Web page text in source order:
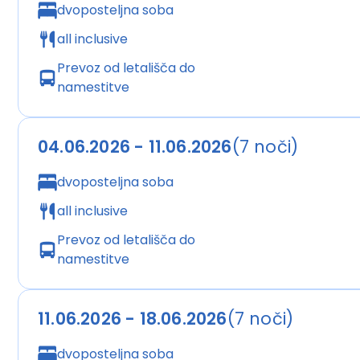
oseba: na dodatnem ležišču v sobi 1/2+1 in 1/2+2
ležišču brezplačno v hotelu v sobi family (plača
Opombe:hotel priporočamo vsem gostom, ki si
času od priprave vsebine kataloga do prihoda
restavracija, pijača v nočnem klubu, sef v sobi, vsi
ovirane osebe.
Dodatno:
dvoposteljna soba
all inclusive
Prevoz od letališča do
namestitve
04.06.2026 - 11.06.2026(7 noči)
dvoposteljna soba
all inclusive
Prevoz od letališča do
namestitve
11.06.2026 - 18.06.2026(7 noči)
dvoposteljna soba